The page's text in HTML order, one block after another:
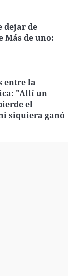
dejar de
Más de uno:
entre la
"Allí un
el
siquiera ganó